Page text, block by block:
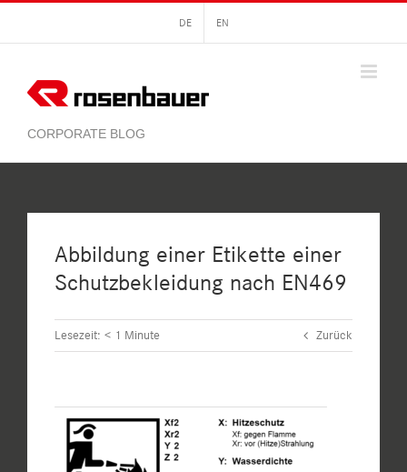
springen
DE EN
Abbildung einer Etikette einer
Schutzbekleidung nach EN469
Lesezeit: < 1 Minute Zurück